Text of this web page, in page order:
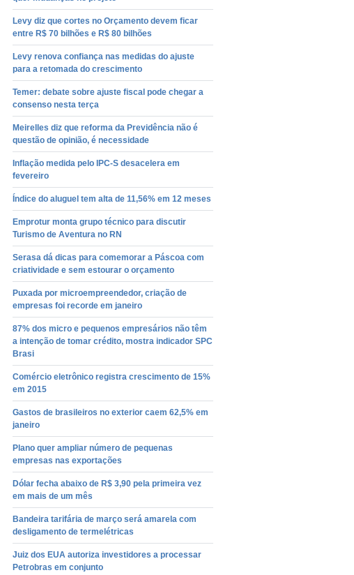
Levy diz que cortes no Orçamento devem ficar
entre R$ 70 bilhões e R$ 80 bilhões
Levy renova confiança nas medidas do ajuste
para a retomada do crescimento
Temer: debate sobre ajuste fiscal pode chegar a
consenso nesta terça
Meirelles diz que reforma da Previdência não é
questão de opinião, é necessidade
Inflação medida pelo IPC-S desacelera em
fevereiro
Índice do aluguel tem alta de 11,56% em 12 meses
Emprotur monta grupo técnico para discutir
Turismo de Aventura no RN
Serasa dá dicas para comemorar a Páscoa com
criatividade e sem estourar o orçamento
Puxada por microempreendedor, criação de
empresas foi recorde em janeiro
87% dos micro e pequenos empresários não têm
a intenção de tomar crédito, mostra indicador SPC
Brasi
Comércio eletrônico registra crescimento de 15%
em 2015
Gastos de brasileiros no exterior caem 62,5% em
janeiro
Plano quer ampliar número de pequenas
empresas nas exportações
Dólar fecha abaixo de R$ 3,90 pela primeira vez
em mais de um mês
Bandeira tarifária de março será amarela com
desligamento de termelétricas
Juiz dos EUA autoriza investidores a processar
Petrobras em conjunto